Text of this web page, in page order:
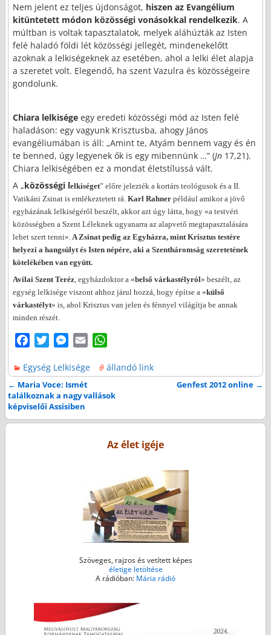
Nem jelent ez teljes újdonságot, hiszen az Evangélium
kitüntetett módon közösségi vonásokkal rendelkezik. A
múltban is voltak tapasztalatok, melyek aláhúzták az Isten
felé haladó földi lét közösségi jellegét, mindenekelőtt
azoknak a lelkiségeknek az esetében, ahol a lelki élet alapja
a szeretet volt. Elegendő, ha szent Vazulra és közösségeire
gondolunk.
Chiara lelkisége egy eredeti közösségi mód az Isten felé
haladáson: egy vagyunk Krisztusba, ahogy János
evangéliumában is áll: „Amint te, Atyám bennem vagy és én
te benned, úgy legyenek ők is egy mibennünk …” (Jn17,21).
Chiara lelkiségében ez a mondat életstílussá vált.
A „közösségi lelkiséget” előre jelezték a kortárs teológusok és a II.
Vatikáni Zsinat is emlékeztetett rá. Karl Rahnerpéldául amikor a jövő
egyházának lelkiségéről beszélt, akkor azt úgy látta, hogy «a testvéri
közösségben a Szent Léleknek ugyanarra az alapvető megtapasztalására
lehet szert tenni». A Zsinat pedig az Egyházra, mint Krisztus testére
helyezi a hangsúlyt és Isten népére, aki a Szentháromság szeretetének
kötelékében van együtt.
Avilai Szent Teréz, egyházdoktor a «belső várkastélyról» beszélt, az
egység lelkisége viszont ahhoz járul hozzá, hogy építse a «külső
várkastélyt» is, ahol Krisztus van jelen és fénnyel világítja be annak
minden részét.
c
e
b
o
o
i
t
t
e
r
M
s
s
e
n
g
a
i
l
a
s
p
p
Egység Lelkisége állandó link
Bejegyzés navigáció
← Maria Voce: Ismét
találkoznak a nagy vallások
képviselői Assisiben
Genfest 2012 online →
Az élet igéje
Szöveges, rajzos és vetített képes
életige letöltése
A rádióban: Mária rádió